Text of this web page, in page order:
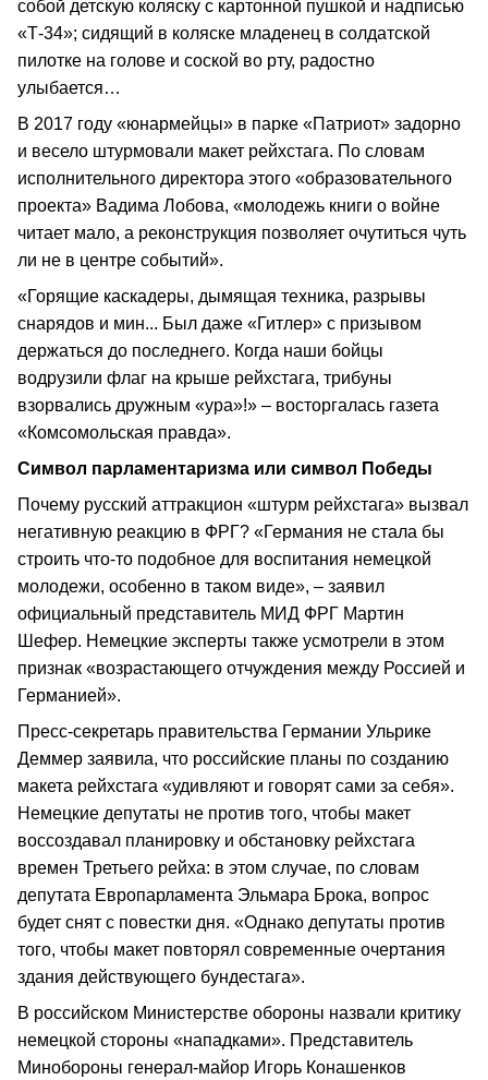
собой детскую коляску с картонной пушкой и надписью
«Т-34»; сидящий в коляске младенец в солдатской
пилотке на голове и соской во рту, радостно
улыбается…
В 2017 году «юнармейцы» в парке «Патриот» задорно
и весело штурмовали макет рейхстага. По словам
исполнительного директора этого «образовательного
проекта» Вадима Лобова, «молодежь книги о войне
читает мало, а реконструкция позволяет очутиться чуть
ли не в центре событий».
«Горящие каскадеры, дымящая техника, разрывы
снарядов и мин... Был даже «Гитлер» с призывом
держаться до последнего. Когда наши бойцы
водрузили флаг на крыше рейхстага, трибуны
взорвались дружным «ура»!» – восторгалась газета
«Комсомольская правда».
Символ парламентаризма или символ Победы
Почему русский аттракцион «штурм рейхстага» вызвал
негативную реакцию в ФРГ? «Германия не стала бы
строить что-то подобное для воспитания немецкой
молодежи, особенно в таком виде», – заявил
официальный представитель МИД ФРГ Мартин
Шефер. Немецкие эксперты также усмотрели в этом
признак «возрастающего отчуждения между Россией и
Германией».
Пресс-секретарь правительства Германии Ульрике
Деммер заявила, что российские планы по созданию
макета рейхстага «удивляют и говорят сами за себя».
Немецкие депутаты не против того, чтобы макет
воссоздавал планировку и обстановку рейхстага
времен Третьего рейха: в этом случае, по словам
депутата Европарламента Эльмара Брока, вопрос
будет снят с повестки дня. «Однако депутаты против
того, чтобы макет повторял современные очертания
здания действующего бундестага».
В российском Министерстве обороны назвали критику
немецкой стороны «нападками». Представитель
Минобороны генерал-майор Игорь Конашенков